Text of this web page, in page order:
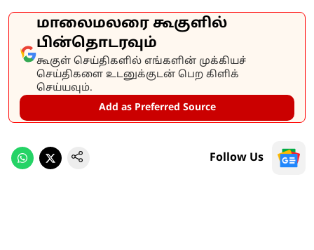
மாலைமலரை கூகுளில்
பின்தொடரவும்
கூகுள் செய்திகளில் எங்களின் முக்கியச்
செய்திகளை உடனுக்குடன் பெற கிளிக்
செய்யவும்.
Add as Preferred Source
Follow Us